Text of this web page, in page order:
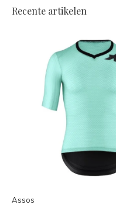
Recente artikelen
Assos